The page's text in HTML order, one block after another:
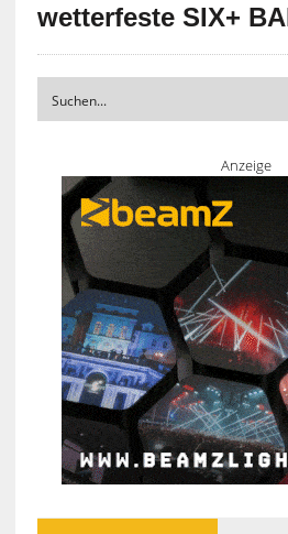
wetterfeste SIX+
Anzeige